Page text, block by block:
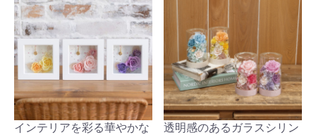
インテリアを彩る華やかな
透明感のあるガラスシリン